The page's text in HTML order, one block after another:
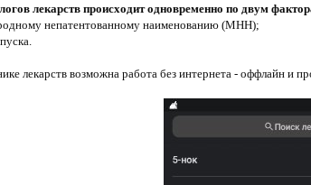
лекарств происходит одновременно по двум
непатентованному наименованию (МНН);
лекарств возможна работа без интернета - оффлайн и